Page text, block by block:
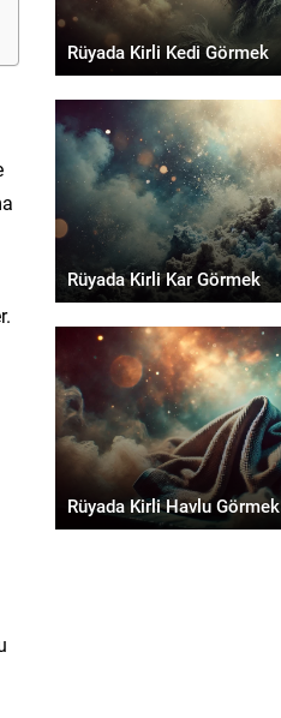
Rüyada Kirli Kedi Görmek
Rüyada Kirli Kar Görmek
Rüyada Kirli Havlu Görmek